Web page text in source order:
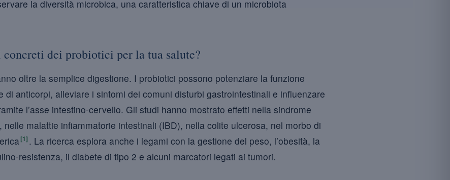
la diversità microbica, una caratteristica chiave di un microbiota
dei probiotici per la tua salute?
oltre la semplice digestione. I probiotici possono potenziare la funzione
di anticorpi, alleviare i sintomi dei comuni disturbi gastrointestinali e influenzare
l’asse intestino-cervello. Gli studi hanno mostrato effetti nella sindrome
nelle malattie infiammatorie intestinali (IBD), nella colite ulcerosa, nel morbo di
[1] . La ricerca esplora anche i legami con la gestione del peso, l’obesità, la
resistenza, il diabete di tipo 2 e alcuni marcatori legati ai tumori.